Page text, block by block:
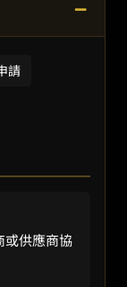
−
請
或供應商協